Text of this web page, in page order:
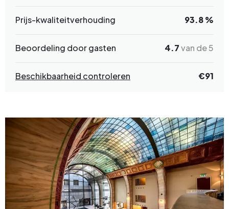
Prijs-kwaliteitverhouding 93.8 %
Beoordeling door gasten 4.7van de 5
Beschikbaarheid controleren €91